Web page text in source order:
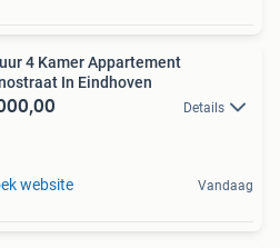
4 Kamer Appartement
In Eindhoven
Details
website Vandaag